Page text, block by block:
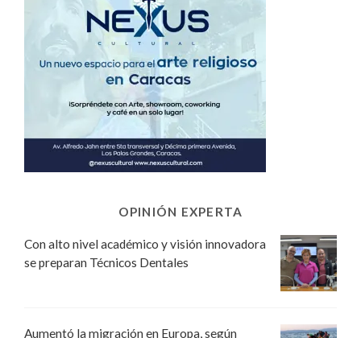
OPINIÓN EXPERTA
Con alto nivel académico y visión innovadora
se preparan Técnicos Dentales
Aumentó la migración en Europa, según